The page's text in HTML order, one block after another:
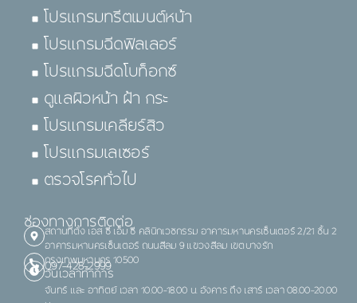
โปรแกรมทรีตเมนต์หน้า
โปรแกรมฉีดฟิลเลอร์
โปรแกรมฉีดโบท็อกซ์
ดูแลผิวหน้า ฝ้า กระ
โปรแกรมเคลียร์สิว
โปรแกรมเลเซอร์
ตรวจโรคทั่วไป
ช่องทางการติดต่อ
สถานที่ตั้ง เอส ซี เอ็ม ซี คลินิกเวชกรรม อาคารมหานครเซ็นเตอร์ 2/21 ชั้น 2
อาคารมหานครเซ็นเตอร์ ถนนสีลม 9 แขวงสีลม เขตบางรัก
กรุงเทพมหานคร 10500
097-428-2999
วันเวลาทำการ
จันทร์ และ อาทิตย์ เวลา 10.00-18.00 น. อังคาร ถึง เสาร์ เวลา 08.00-20.00